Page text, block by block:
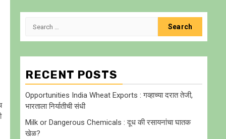
Search
RECENT POSTS
Opportunities India Wheat Exports : गव्हाच्या दरात तेजी,
भारताला निर्यातीची संधी
Milk or Dangerous Chemicals : दूध की रसायनांचा घातक
खेळ?